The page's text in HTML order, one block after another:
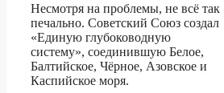
Несмотря на проблемы, не всё так
печально. Советский Союз создал
«Единую глубоководную
систему», соединившую Белое,
Балтийское, Чёрное, Азовское и
Каспийское моря.